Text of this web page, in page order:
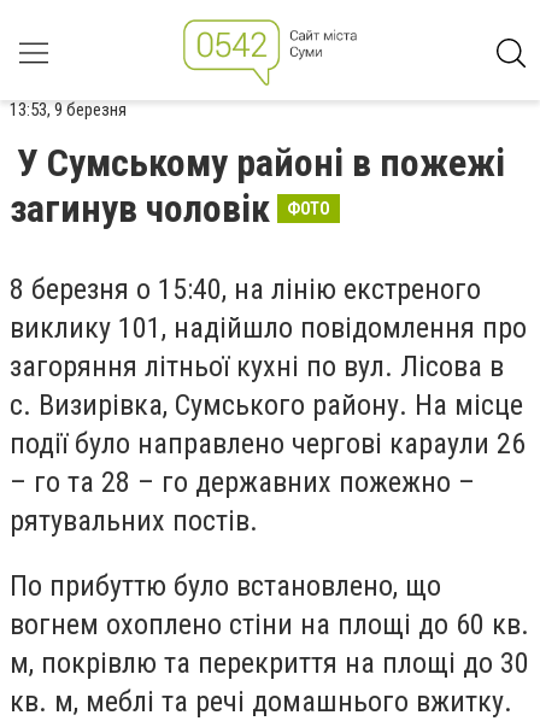
13:53, 9 березня
У Сумському районі в пожежі
загинув чоловік
ФОТО
8 березня о 15:40, на лінію екстреного
виклику 101, надійшло повідомлення про
загоряння літньої кухні по вул. Лісова в
с. Визирівка, Сумського району. На місце
події було направлено чергові караули 26
– го та 28 – го державних пожежно –
рятувальних постів.
По прибуттю було встановлено, що
вогнем охоплено стіни на площі до 60 кв.
м, покрівлю та перекриття на площі до 30
кв. м, меблі та речі домашнього вжитку.